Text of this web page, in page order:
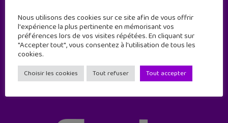
Abonne-toi !
11 numéros par an
Nous utilisons des cookies sur ce site afin de vous offrir
l'expérience la plus pertinente en mémorisant vos
préférences lors de vos visites répétées. En cliquant sur
"Accepter tout", vous consentez à l'utilisation de tous les
cookies.
Choisir les cookies Tout refuser Tout accepter